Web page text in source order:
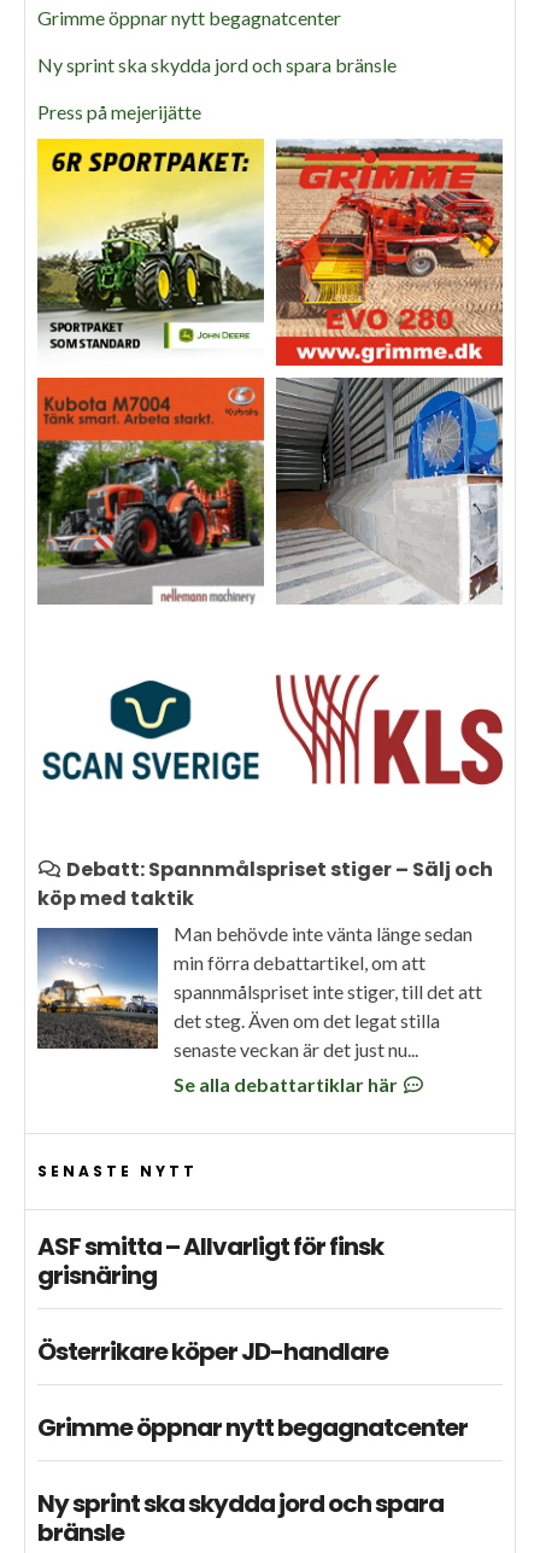
Grimme öppnar nytt begagnatcenter
Ny sprint ska skydda jord och spara bränsle
Press på mejerijätte
Debatt: Spannmålspriset stiger – Sälj och
köp med taktik
Man behövde inte vänta länge sedan
min förra debattartikel, om att
spannmålspriset inte stiger, till det att
det steg. Även om det legat stilla
senaste veckan är det just nu...
Se alla debattartiklar här
SENASTE NYTT
ASF smitta – Allvarligt för finsk
grisnäring
Österrikare köper JD-handlare
Grimme öppnar nytt begagnatcenter
Ny sprint ska skydda jord och spara
bränsle